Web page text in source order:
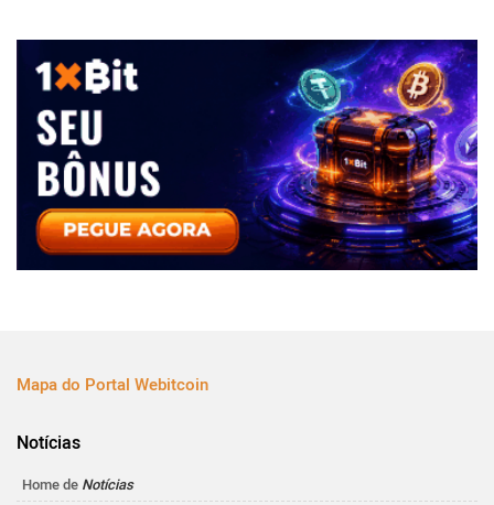
Mapa do Portal Webitcoin
Notícias
Home de Notícias